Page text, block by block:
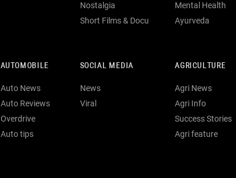
Nostalgia
Short Films & Docu
Mental Health
Ayurveda
AUTOMOBILE
Auto News
Auto Reviews
Overdrive
Auto tips
SOCIAL MEDIA
News
Viral
AGRICULTURE
Agri News
Agri Info
Success Stories
Agri feature